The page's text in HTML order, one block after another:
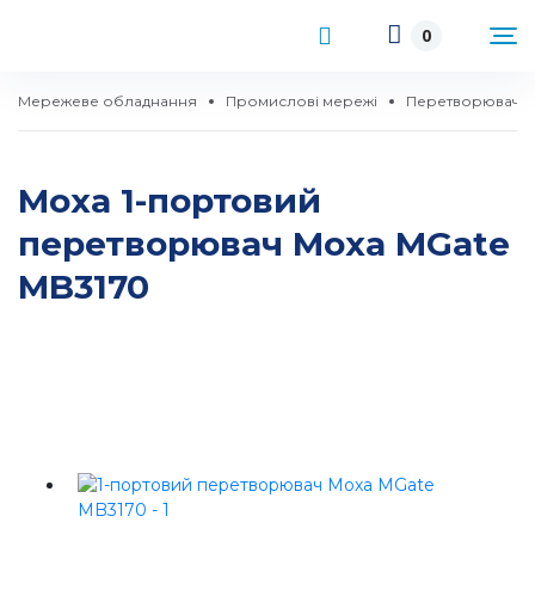
0
Мережеве обладнання Промислові мережі Перетворювачі
Moxa 1-портовий
перетворювач Моха MGate
MB3170